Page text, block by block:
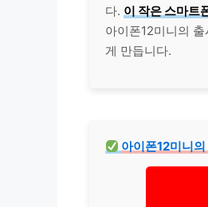
다. 이 작은 스마트
아이폰12미니의
게 만듭니다.
아이폰12미니